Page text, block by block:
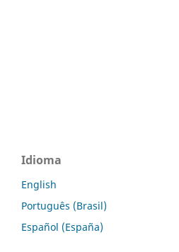
Idioma
English
Português (Brasil)
Español (España)